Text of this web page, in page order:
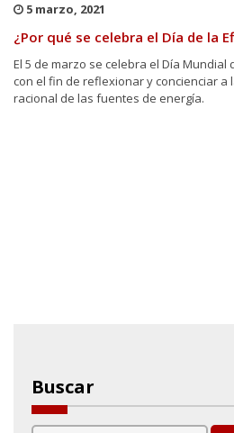
5 marzo, 2021
¿Por qué se celebra el Día de la
El 5 de marzo se celebra el Día Mundial
con el fin de reflexionar y concienciar a
racional de las fuentes de energía.
Buscar